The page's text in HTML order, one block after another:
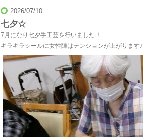
2026/07/10
七夕☆
7月になり七夕手工芸を行いました！
キラキラシールに女性陣はテンションが上がります♪